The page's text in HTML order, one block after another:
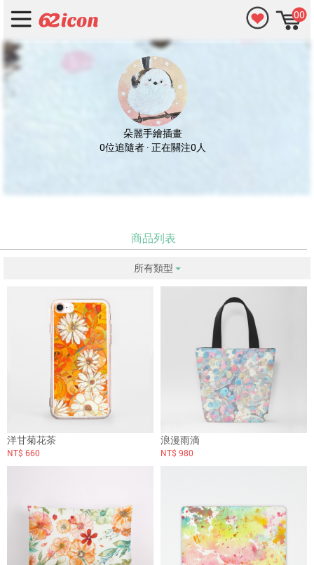
00
朵麗手繪插畫
0位追隨者 · 正在關注0人
商品列表
所有類型
洋甘菊花茶
NT$ 660
浪漫雨滴
NT$ 980